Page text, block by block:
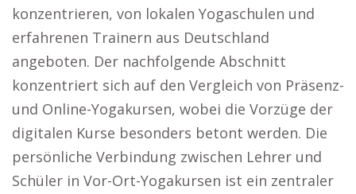
konzentrieren, von lokalen Yogaschulen und
erfahrenen Trainern aus Deutschland
angeboten. Der nachfolgende Abschnitt
konzentriert sich auf den Vergleich von Präsenz-
und Online-Yogakursen, wobei die Vorzüge der
digitalen Kurse besonders betont werden. Die
persönliche Verbindung zwischen Lehrer und
Schüler in Vor-Ort-Yogakursen ist ein zentraler